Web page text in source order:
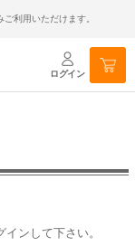
利用いただけます。
ログイン
ンして下さい。